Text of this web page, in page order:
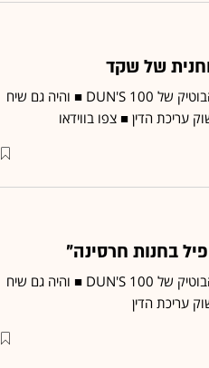
של שקד
השיח על בחירת השופטים לעליון לא שכך גם בכנס משרדי הבוטיק של 100 DUN'S ■ והיה גם שיח
עריכת הדין ■ צפו בווידאו
בחנות חרסינה"
השיח על בחירת השופטים לעליון לא שכך גם בכנס משרדי הבוטיק של 100 DUN'S ■ והיה גם שיח
עריכת הדין